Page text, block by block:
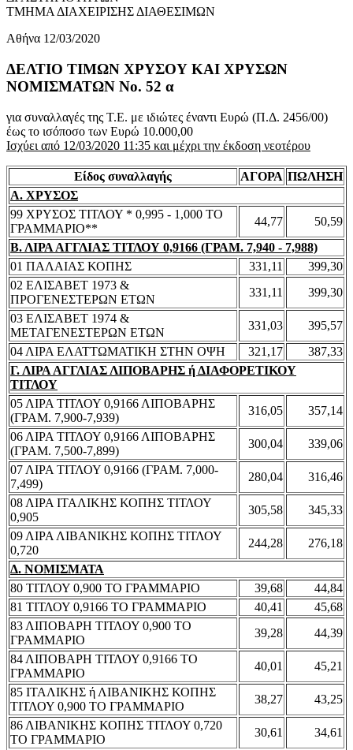
ΤΜΗΜΑ ΔΙΑΧΕΙΡΙΣΗΣ ΔΙΑΘΕΣΙΜΩΝ
Αθήνα 12/03/2020
ΔΕΛΤΙΟ ΤΙΜΩΝ ΧΡΥΣΟΥ ΚΑΙ ΧΡΥΣΩΝ
ΝΟΜΙΣΜΑΤΩΝ No. 52 α
για συναλλαγές της Τ.Ε. με ιδιώτες έναντι Ευρώ (Π.Δ. 2456/00)
έως το ισόποσο των Ευρώ 10.000,00
Ισχύει από 12/03/2020 11:35 και μέχρι την έκδοση νεοτέρου
Είδος συναλλαγής ΑΓΟΡΑ ΠΩΛΗΣΗ
Α. ΧΡΥΣΟΣ
99 ΧΡΥΣΟΣ ΤΙΤΛΟΥ * 0,995 - 1,000 ΤΟ
ΓΡΑΜΜΑΡΙΟ**
44,77
50,59
Β. ΛΙΡΑ ΑΓΓΛΙΑΣ ΤΙΤΛΟΥ 0,9166 (ΓΡΑΜ. 7,940 - 7,988)
01 ΠΑΛΑΙΑΣ ΚΟΠΗΣ
331,11
399,30
02 ΕΛΙΣΑΒΕΤ 1973 &
ΠΡΟΓΕΝΕΣΤΕΡΩΝ ΕΤΩΝ
331,11
399,30
03 ΕΛΙΣΑΒΕΤ 1974 &
ΜΕΤΑΓΕΝΕΣΤΕΡΩΝ ΕΤΩΝ
331,03
395,57
04 ΛΙΡΑ ΕΛΑΤΤΩΜΑΤΙΚΗ ΣΤΗΝ ΟΨΗ
321,17
387,33
Γ. ΛΙΡΑ ΑΓΓΛΙΑΣ ΛΙΠΟΒΑΡΗΣ ή ΔΙΑΦΟΡΕΤΙΚΟΥ
ΤΙΤΛΟΥ
05 ΛΙΡΑ ΤΙΤΛΟΥ 0,9166 ΛΙΠΟΒΑΡΗΣ
(ΓΡΑΜ. 7,900-7,939)
316,05
357,14
06 ΛΙΡΑ ΤΙΤΛΟΥ 0,9166 ΛΙΠΟΒΑΡΗΣ
(ΓΡΑΜ. 7,500-7,899)
300,04
339,06
07 ΛΙΡΑ ΤΙΤΛΟΥ 0,9166 (ΓΡΑΜ. 7,000-
7,499)
280,04
316,46
08 ΛΙΡΑ ΙΤΑΛΙΚΗΣ ΚΟΠΗΣ ΤΙΤΛΟΥ
0,905
305,58
345,33
09 ΛΙΡΑ ΛΙΒΑΝΙΚΗΣ ΚΟΠΗΣ ΤΙΤΛΟΥ
0,720
244,28
276,18
Δ. ΝΟΜΙΣΜΑΤΑ
80 ΤΙΤΛΟΥ 0,900 ΤΟ ΓΡΑΜΜΑΡΙΟ
39,68
44,84
81 ΤΙΤΛΟΥ 0,9166 ΤΟ ΓΡΑΜΜΑΡΙΟ
40,41
45,68
83 ΛΙΠΟΒΑΡΗ ΤΙΤΛΟΥ 0,900 ΤΟ
ΓΡΑΜΜΑΡΙΟ
39,28
44,39
84 ΛΙΠΟΒΑΡΗ ΤΙΤΛΟΥ 0,9166 ΤΟ
ΓΡΑΜΜΑΡΙΟ
40,01
45,21
85 ΙΤΑΛΙΚΗΣ ή ΛΙΒΑΝΙΚΗΣ ΚΟΠΗΣ
ΤΙΤΛΟΥ 0,900 ΤΟ ΓΡΑΜΜΑΡΙΟ
38,27
43,25
86 ΛΙΒΑΝΙΚΗΣ ΚΟΠΗΣ ΤΙΤΛΟΥ 0,720
ΤΟ ΓΡΑΜΜΑΡΙΟ
30,61
34,61